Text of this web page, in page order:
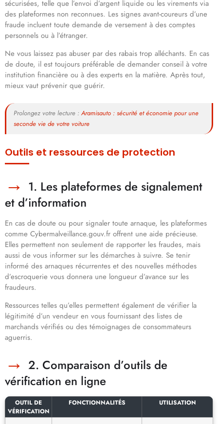
sécurisées, telle que l’envoi d’argent liquide ou les virements via
des plateformes non reconnues. Les signes avant-coureurs d’une
fraude incluent toute demande de versement à des comptes
personnels ou à l’étranger.
Ne vous laissez pas abuser par des rabais trop alléchants. En cas
de doute, il est toujours préférable de demander conseil à votre
institution financière ou à des experts en la matière. Après tout,
mieux vaut prévenir que guérir.
Prolongez votre lecture : Aramisauto : sécurité et économie pour une
seconde vie de votre voiture
Outils et ressources de protection
1. Les plateformes de signalement
et d’information
En cas de doute ou pour signaler toute arnaque, les plateformes
comme Cybermalveillance.gouv.fr offrent une aide précieuse.
Elles permettent non seulement de rapporter les fraudes, mais
aussi de vous informer sur les démarches à suivre. Se tenir
informé des arnaques récurrentes et des nouvelles méthodes
d’escroquerie vous donnera une longueur d’avance sur les
fraudeurs.
Ressources telles qu’elles permettent également de vérifier la
légitimité d’un vendeur en vous fournissant des listes de
marchands vérifiés ou des témoignages de consommateurs
aguerris.
2. Comparaison d’outils de
vérification en ligne
OUTIL DE
VÉRIFICATION
FONCTIONNALITÉS UTILISATION